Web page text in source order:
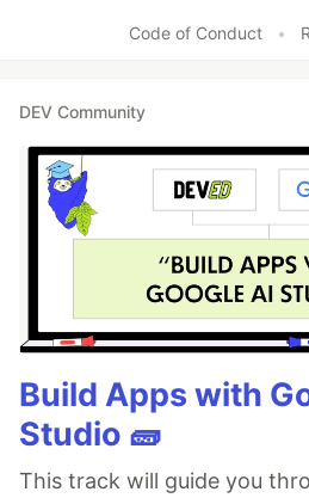
Code of Conduct •
DEV Community
Build Apps with
Studio 🧱
This track will guide you